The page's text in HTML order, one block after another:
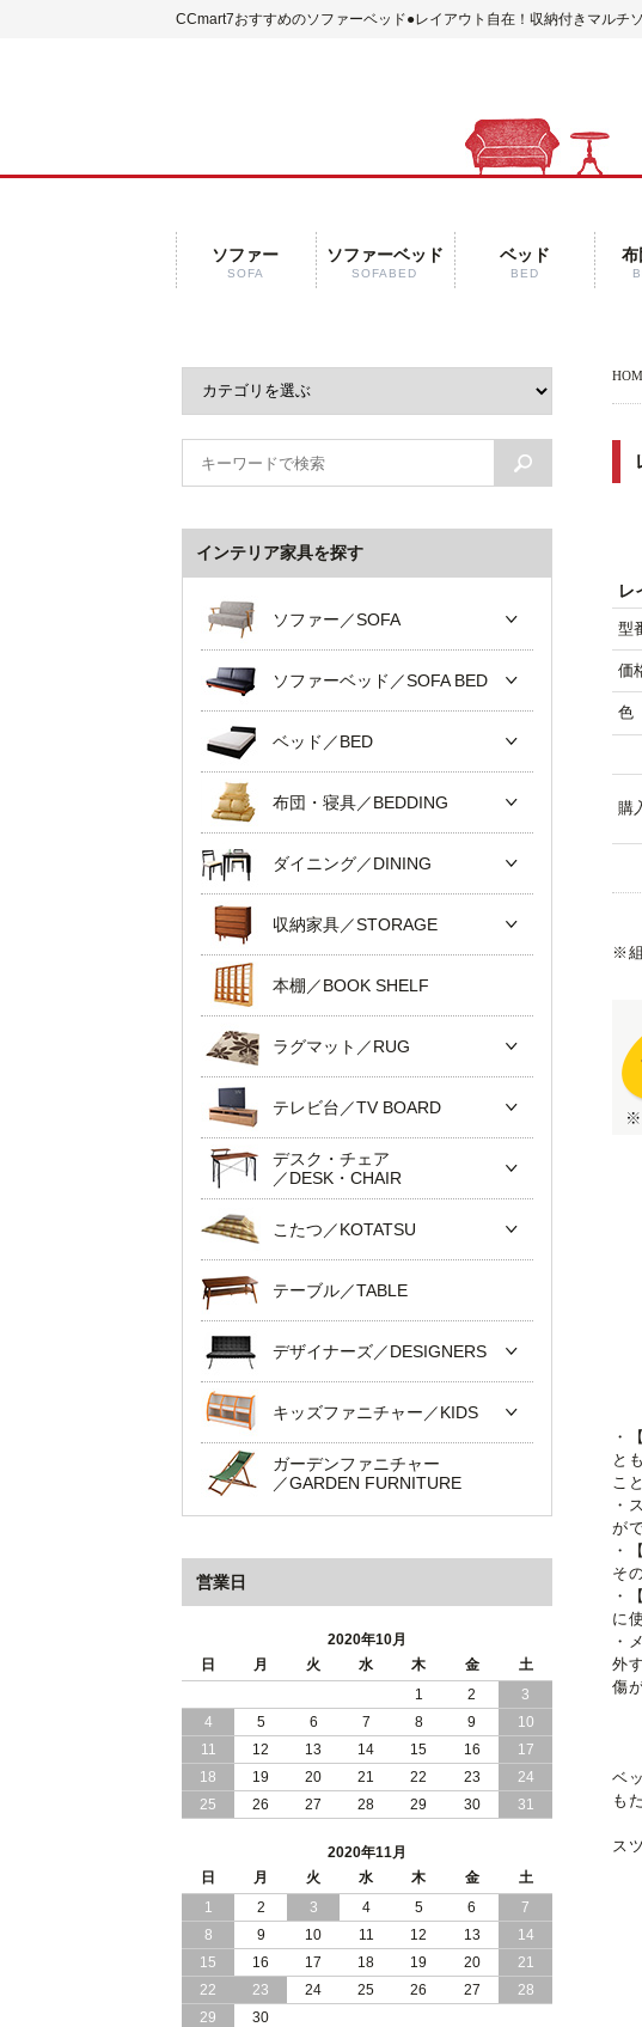
CCmart7おすすめのソファーベッド●レイアウト自在！収納付きマルチ
ソファー
SOFA
ソファーベッド
SOFABED
ベッド
BED
布
レ
型
価
色
購
※
・
と
こ
・
が
・
そ
・
に
・
外
傷
ベ
も
ス
インテリア家具を探す
ソファー／SOFA
ソファーベッド／SOFA BED
ベッド／BED
布団・寝具／BEDDING
ダイニング／DINING
収納家具／STORAGE
本棚／BOOK SHELF
ラグマット／RUG
テレビ台／TV BOARD
デスク・チェア
／DESK・CHAIR
こたつ／KOTATSU
テーブル／TABLE
デザイナーズ／DESIGNERS
キッズファニチャー／KIDS
ガーデンファニチャー
／GARDEN FURNITURE
営業日
2020年10月
日
月 火 水 木 金
土
1
2
3
4
5 6 7 8 9
10
11
12 13 14 15 16
17
18
19 20 21 22 23
24
25
26 27 28 29 30 31
2020年11月
日
月 火 水 木 金
土
1
2 3 4 5 6
7
8
9 10 11 12 13
14
15
16 17 18 19 20
21
22
23 24 25 26 27
28
29
30